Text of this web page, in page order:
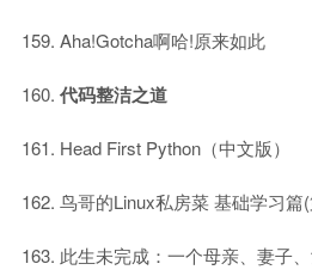
Aha!Gotcha啊哈!原来如此
代码整洁之道
Head First Python（中文版）
鸟哥的Linux私房菜 基础学习篇
此生未完成：一个母亲、妻子